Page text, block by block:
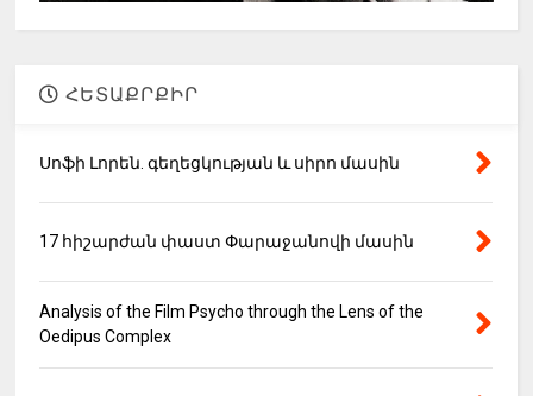
ՀԵՏԱՔՐՔԻՐ
Սոֆի Լորեն. գեղեցկության և սիրո մասին
17 հիշարժան փաստ Փարաջանովի մասին
Analysis of the Film Psycho through the Lens of the
Oedipus Complex